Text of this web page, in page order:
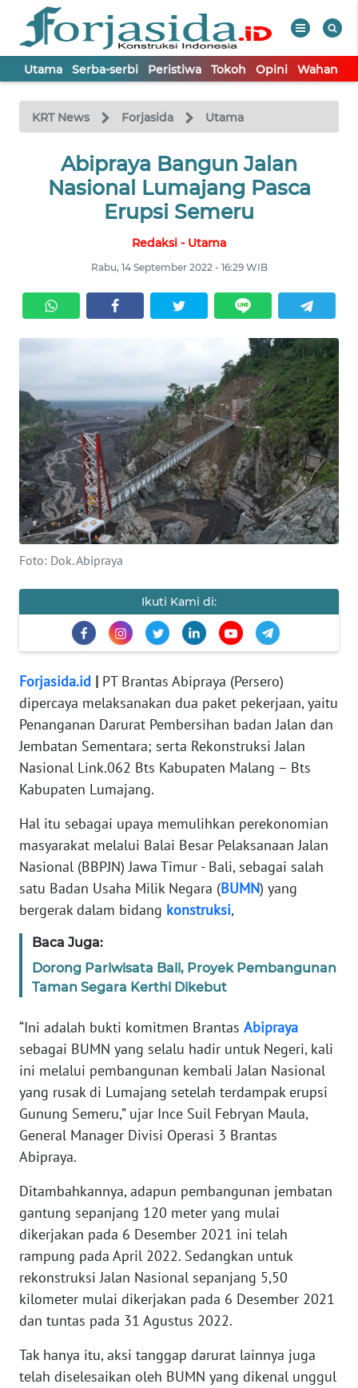
Utama Serba-serbi Peristiwa Tokoh Opini Wahana
KRT News Forjasida Utama
Abipraya Bangun Jalan
Nasional Lumajang Pasca
Erupsi Semeru
Redaksi - Utama
Rabu, 14 September 2022 - 16:29 WIB
Foto: Dok. Abipraya
Ikuti Kami di:
Forjasida.id | PT Brantas Abipraya (Persero)
dipercaya melaksanakan dua paket pekerjaan, yaitu
Penanganan Darurat Pembersihan badan Jalan dan
Jembatan Sementara; serta Rekonstruksi Jalan
Nasional Link.062 Bts Kabupaten Malang – Bts
Kabupaten Lumajang.
Hal itu sebagai upaya memulihkan perekonomian
masyarakat melalui Balai Besar Pelaksanaan Jalan
Nasional (BBPJN) Jawa Timur - Bali, sebagai salah
satu Badan Usaha Milik Negara (BUMN) yang
bergerak dalam bidang konstruksi,
Baca Juga:
Dorong Pariwisata Bali, Proyek Pembangunan
Taman Segara Kerthi Dikebut
“Ini adalah bukti komitmen Brantas Abipraya
sebagai BUMN yang selalu hadir untuk Negeri, kali
ini melalui pembangunan kembali Jalan Nasional
yang rusak di Lumajang setelah terdampak erupsi
Gunung Semeru,” ujar Ince Suil Febryan Maula,
General Manager Divisi Operasi 3 Brantas
Abipraya.
Ditambahkannya, adapun pembangunan jembatan
gantung sepanjang 120 meter yang mulai
dikerjakan pada 6 Desember 2021 ini telah
rampung pada April 2022. Sedangkan untuk
rekonstruksi Jalan Nasional sepanjang 5,50
kilometer mulai dikerjakan pada 6 Desember 2021
dan tuntas pada 31 Agustus 2022.
Tak hanya itu, aksi tanggap darurat lainnya juga
telah diselesaikan oleh BUMN yang dikenal unggul
TV
Tutup
TOKOH
WAHANA
INFRASTRUKTUR
WAHANA
TANI
WAHANA
SPORT
UMKM
WAHANA
SELEB
WAHANA
WAHANA
OTOMOTIF
WAHANA
HEALTH
WAHANA
MAWAKA
MARTABAT
FORJASIDA
TAMBANG
NEWS
JURNAL
MARITIM